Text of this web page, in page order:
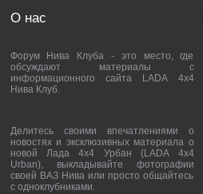
О нас
Форум Нива Клуба - это место, где
обсуждают материалы с
информационного сайта LADA 4x4
Нива Клуб.
Делитесь своими впечатлениями о
новостях и эксклюзивных материала о
новой Лада 4х4 Урбан (LADA 4x4
Urban), выкладывайте фотографии
своей ВАЗ Нива или просто общайтесь
с одноклубниками.